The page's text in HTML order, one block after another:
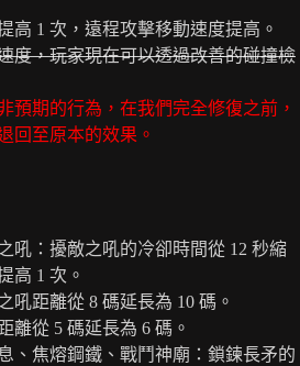
高 1 次，遠程攻擊移動速度提高。
度，玩家現在可以透過改善的碰撞檢
預期的行為，在我們完全修復之前，
回至原本的效果。
吼：擾敵之吼的冷卻時間從 12 秒縮
高 1 次。
吼距離從 8 碼延長為 10 碼。
離從 5 碼延長為 6 碼。
、焦熔鋼鐵、戰鬥神廟：鎖鍊長矛的